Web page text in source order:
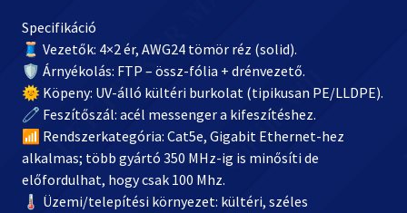
Specifikáció
🧵 Vezetők: 4×2 ér, AWG24 tömör réz (solid).
🛡️ Árnyékolás: FTP – össz-fólia + drénvezető.
🌞 Köpeny: UV-álló kültéri burkolat (tipikusan PE/LLDPE).
🧷 Feszítőszál: acél messenger a kifeszítéshez.
📶 Rendszerkategória: Cat5e, Gigabit Ethernet-hez
alkalmas; több gyártó 350 MHz-ig is minősíti de
előfordulhat, hogy csak 100 Mhz.
🌡️ Üzemi/telepítési környezet: kültéri, széles